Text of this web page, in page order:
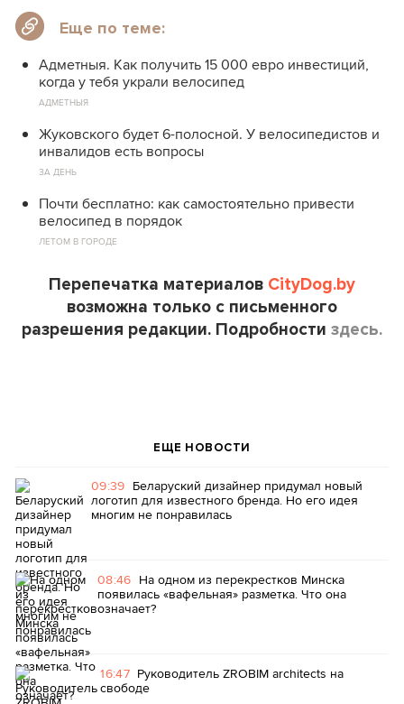
Еще по теме:
Адметныя. Как получить 15 000 евро инвестиций,
когда у тебя украли велосипед
АДМЕТНЫЯ
Жуковского будет 6-полосной. У велосипедистов и
инвалидов есть вопросы
ЗА ДЕНЬ
Почти бесплатно: как самостоятельно привести
велосипед в порядок
ЛЕТОМ В ГОРОДЕ
Перепечатка материалов CityDog.by
возможна только с письменного
разрешения редакции. Подробности здесь.
ЕЩЕ НОВОСТИ
09:39 Беларуский дизайнер придумал новый
логотип для известного бренда. Но его идея
многим не понравилась
08:46 На одном из перекрестков Минска
появилась «вафельная» разметка. Что она
означает?
16:47 Руководитель ZROBIM architects на
свободе